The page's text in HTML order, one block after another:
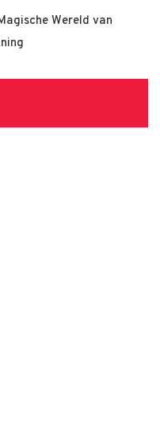
Wereld van